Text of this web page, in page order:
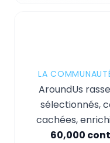
LA
AroundUs
sélectionnés,
cachées,
60,000